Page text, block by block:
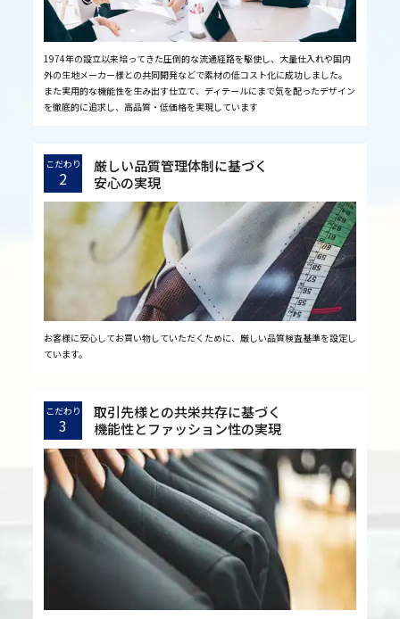
1974年の設立以来培ってきた圧倒的な流通経路を駆使し、大量仕入れや国内
外の生地メーカー様との共同開発などで素材の低コスト化に成功しました。
また実用的な機能性を生み出す仕立て、ディテールにまで気を配ったデザイン
を徹底的に追求し、高品質・低価格を実現しています
こだわり
2
厳しい品質管理体制に基づく
安心の実現
お客様に安心してお買い物していただくために、厳しい品質検査基準を設定し
ています。
こだわり
3
取引先様との共栄共存に基づく
機能性とファッション性の実現